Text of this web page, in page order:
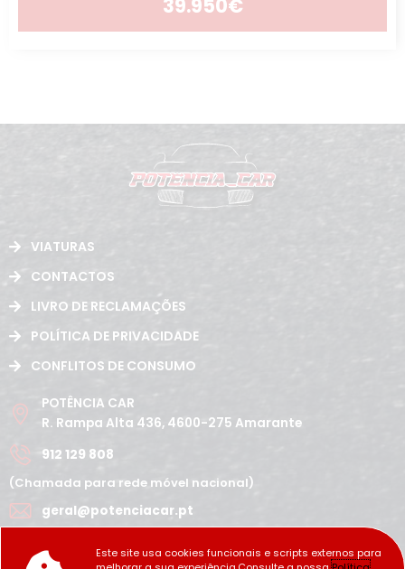
39.950€
VIATURAS
CONTACTOS
LIVRO DE RECLAMAÇÕES
POLÍTICA DE PRIVACIDADE
CONFLITOS DE CONSUMO
POTÊNCIA CAR
R. Rampa Alta 436, 4600-275 Amarante
912 129 808
(Chamada para rede móvel nacional)
geral@potenciacar.pt
10:00h - 12:30h | 14h 19:30h
Este site usa cookies funcionais e scripts externos para